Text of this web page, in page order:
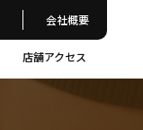
会社概要
店舗アクセス